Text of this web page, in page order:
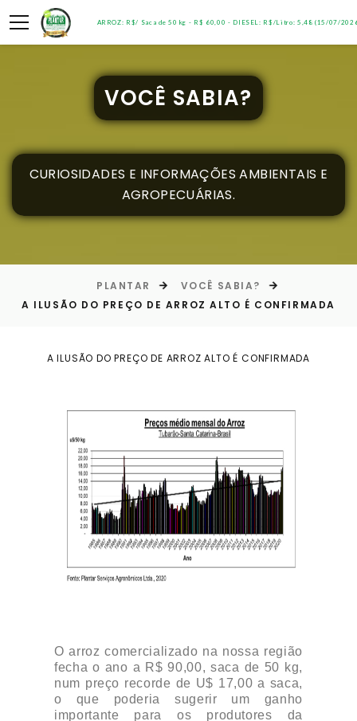
ARROZ: R$/ Saca de 50 kg - R$ 60,00 - DIESEL: R$/Litro: 5,48 (15/07/
VOCÊ SABIA?
CURIOSIDADES E INFORMAÇÕES AMBIENTAIS E
AGROPECUÁRIAS.
PLANTAR
VOCÊ SABIA?
A ILUSÃO DO PREÇO DE ARROZ ALTO É CONFIRMADA
A ILUSÃO DO PREÇO DE ARROZ ALTO É CONFIRMADA
O arroz comercializado na nossa região
fecha o ano a R$ 90,00, saca de 50 kg,
num preço recorde de U$ 17,00 a saca,
o que poderia sugerir um ganho
importante para os produtores da